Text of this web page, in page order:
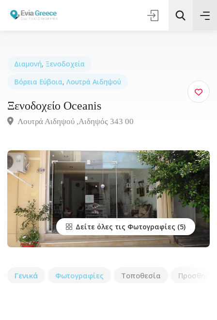
Τοποθεσία
Όλες οι Κατηγορίες
Διαμονή, Ξενοδοχεία
Βόρεια Εύβοια, Λουτρά Αιδηψού
Ξενοδοχείο Oceanis
Λουτρά Αιδηψού ,Αιδηψός 343 00
Δείτε όλες τις Φωτογραφίες
Γενικά Φωτογραφίες Τοποθεσία Προσθήκη